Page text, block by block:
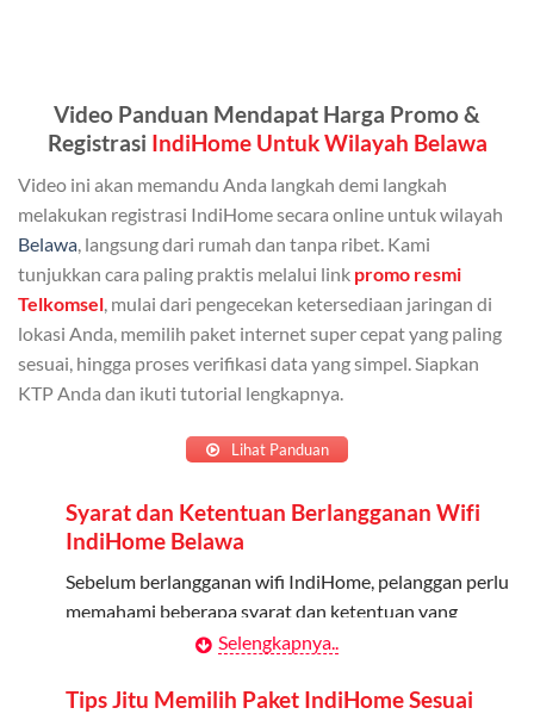
Admin (pelanggan utama) dan anggota yang terdaftar.
Admin dapat mendaftarkan hingga 5 anggota
keluarga atau teman untuk menggunakan kuota ini.
Berlaku Nasional
Kuota keluarga bisa digunakan di seluruh Indonesia
untuk jaringan 2G, 3G, dan 4G.
Kuota ini hanya bisa digunakan di dalam negeri.
Cara Menggunakan Kuota Keluarga
Daftarkan Anggota: Admin dapat mendaftarkan anggota
melalui aplikasi MyTelkomsel atau website Telkomsel One.
Bagikan Kuota: Setelah terdaftar, anggota bisa langsung
Video Panduan Mendapat Harga Promo &
Registrasi IndiHome Untuk Wilayah Belawa
Video ini akan memandu Anda langkah demi langkah
melakukan registrasi IndiHome secara online untuk wilayah
Belawa , langsung dari rumah dan tanpa ribet. Kami
tunjukkan cara paling praktis melalui link promo resmi
Telkomsel , mulai dari pengecekan ketersediaan jaringan di
lokasi Anda, memilih paket internet super cepat yang paling
sesuai, hingga proses verifikasi data yang simpel. Siapkan
KTP Anda dan ikuti tutorial lengkapnya.
Lihat Panduan
Syarat dan Ketentuan Berlangganan Wifi
IndiHome Belawa
Sebelum berlangganan wifi IndiHome, pelanggan perlu
memahami beberapa syarat dan ketentuan yang
Kontrak Berlangganan
Selengkapnya..
Tips Jitu Memilih Paket IndiHome Sesuai